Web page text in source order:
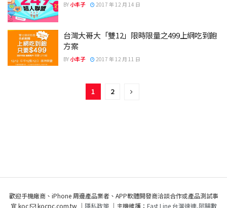
BY小丰子 2017 年 12 月 14 日
台灣大哥大「雙12」限時限量之499上網吃到飽
方案
BY小丰子 2017 年 12 月 11 日
1 2
歡迎手機廠商、iPhone 周邊產品業者、APP軟體開發商洽談合作或產品測試事
宜 koc
kocpc.com.tw ｜ 隱私政策｜主機維護： Fast Line 台灣速連,阿腸數